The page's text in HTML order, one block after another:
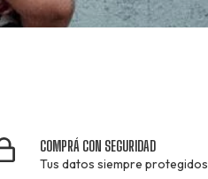
COMPRÁ CON SEGURIDAD
Tus datos siempre protegidos